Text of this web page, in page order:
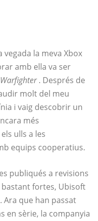
la meva Xbox
amb ella va ser
. Després de
molt del meu
i vaig descobrir un
més
ulls a les
equips cooperatius.
publiqués a revisions
fortes, Ubisoft
Ara que han passat
en sèrie, la companyia